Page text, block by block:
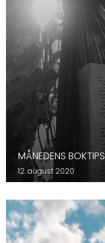
MÅNEDENS BOKTIPS
12. august 2020